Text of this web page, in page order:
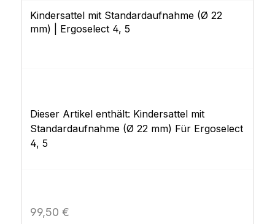
Kindersattel mit Standardaufnahme (Ø 22
mm) | Ergoselect 4, 5
Dieser Artikel enthält: Kindersattel mit
Standardaufnahme (Ø 22 mm) Für Ergoselect
4, 5
Regulärer Preis:
99,50 €